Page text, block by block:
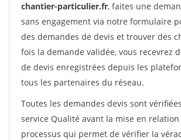
chantier-particulier.fr, faites une
sans engagement via notre formulaire
des demandes de devis et trouver des
fois la demande validée, vous recevrez
de devis enregistrées depuis les
tous les partenaires du réseau.
Toutes les demandes devis sont
service Qualité avant la mise en
processus qui permet de vérifier la